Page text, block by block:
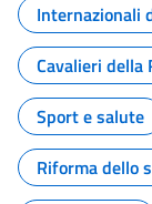
Internazionali
Cavalieri della
Sport e salute
Riforma dello